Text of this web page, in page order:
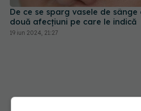
De ce se sparg vasele de sânge
două afecțiuni pe care le indică
19 iun 2024, 21:27